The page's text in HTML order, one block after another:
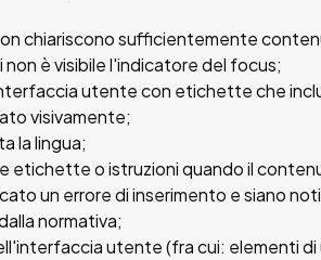
chiariscono sufficientemente
è visibile l'indicatore del focus;
utente con etichette che
visivamente;
la lingua;
etichette o istruzioni quando il
un errore di inserimento e siano
normativa;
utente (fra cui: elementi